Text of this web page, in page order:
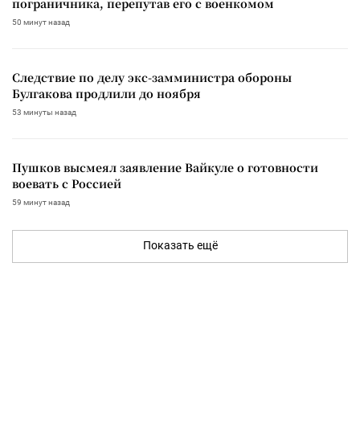
50 минут назад
Следствие по делу экс-замминистра обороны
Булгакова продлили до ноября
53 минуты назад
Пушков высмеял заявление Вайкуле о готовности
воевать с Россией
59 минут назад
Показать ещё